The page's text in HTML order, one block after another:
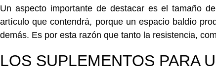
Un aspecto importante de destacar es el tamaño
artículo que contendrá, porque un espacio baldío
demás. Es por esta razón que tanto la resistencia,
LOS SUPLEMENTOS PARA